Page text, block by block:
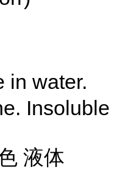
in water.
Insoluble
液体